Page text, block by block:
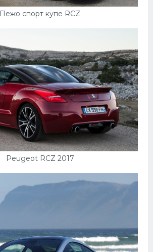
Пежо спорт купе RCZ
Peugeot RCZ 2017